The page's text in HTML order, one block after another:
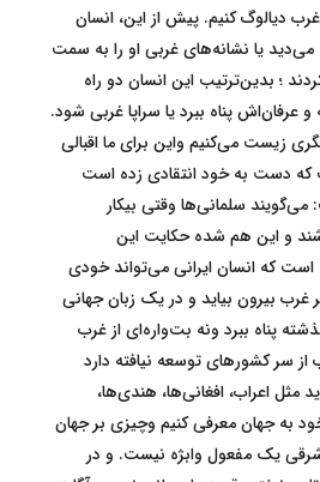
غرب دیالوگ کنیم. پیش از این، انسان
می‌دید یا نشانه‌های غربی او را به سمت
؛ بدین‌ترتیب این انسان دو راه
عرفان‌اش پناه ببرد یا سراپا غربی شود.
زیست می‌کنیم واین برای ما اقبالی
دست به خود انتقادی زده است
سلمانی‌ها وقتی بیکار
و این هم شده حکایت این
که انسان ایرانی می‌تواند خودی
غرب بیرون بیاید و در یک زبان جهانی
پناه ببرد ونه بت‌واره‌ای از غرب
از سر کشورهای توسعه نیافته دارد
مثل اعراب، افغانی‌ها، هندی‌ها،
به جهان معرفی کنیم وچیزی بر جهان
شرقی یک مفعول وابژه نیست. و در